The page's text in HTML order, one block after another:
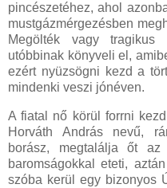
pincészetéhez, ahol
mustgázmérgezésben
Megölték vagy tragikus
utóbbinak könyveli el,
ezért nyüzsögni kezd a
mindenki veszi jónéven.
A fiatal nő körül forrni
Horváth András nevű,
borász, megtalálja őt
baromságokkal eteti,
szóba kerül egy bizonyos